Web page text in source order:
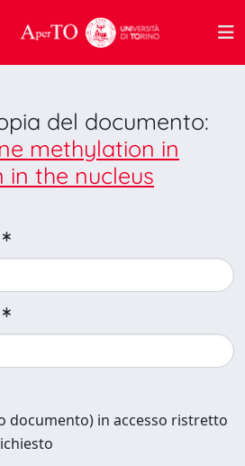
del documento:
methylation in
in the nucleus
documento) in accesso ristretto